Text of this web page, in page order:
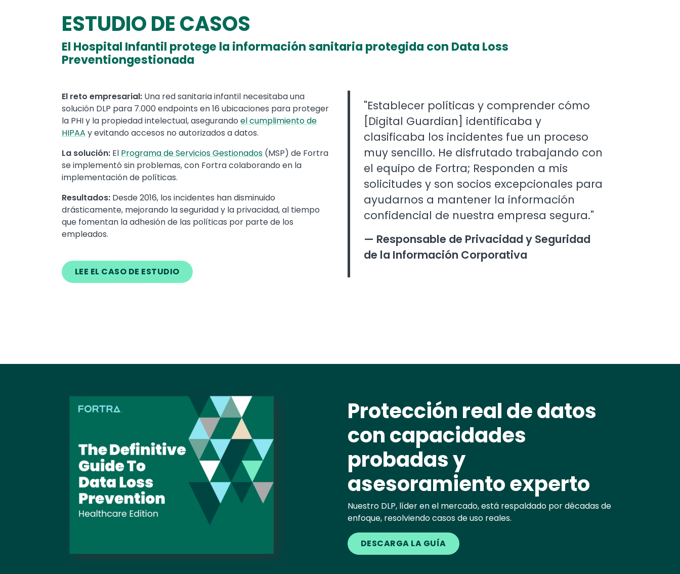
Text
ESTUDIO DE CASOS
El Hospital Infantil protege la información sanitaria protegida con Data Loss
Preventiongestionada
El reto empresarial: Una red sanitaria infantil necesitaba una
solución DLP para 7.000 endpoints en 16 ubicaciones para proteger
la PHI y la propiedad intelectual, asegurando el cumplimiento de
HIPAA y evitando accesos no autorizados a datos.
La solución: El Programa de Servicios Gestionados (MSP) de Fortra
se implementó sin problemas, con Fortra colaborando en la
implementación de políticas.
Resultados: Desde 2016, los incidentes han disminuido
drásticamente, mejorando la seguridad y la privacidad, al tiempo
que fomentan la adhesión de las políticas por parte de los
empleados.
LEE EL CASO DE ESTUDIO
"Establecer políticas y comprender cómo
[Digital Guardian] identificaba y
clasificaba los incidentes fue un proceso
muy sencillo. He disfrutado trabajando con
el equipo de Fortra; Responden a mis
solicitudes y son socios excepcionales para
ayudarnos a mantener la información
confidencial de nuestra empresa segura."
— Responsable de Privacidad y Seguridad
de la Información Corporativa
Image
Protección real de datos
con capacidades
probadas y
asesoramiento experto
Nuestro DLP, líder en el mercado, está respaldado por décadas de
enfoque, resolviendo casos de uso reales.
DESCARGA LA GUÍA